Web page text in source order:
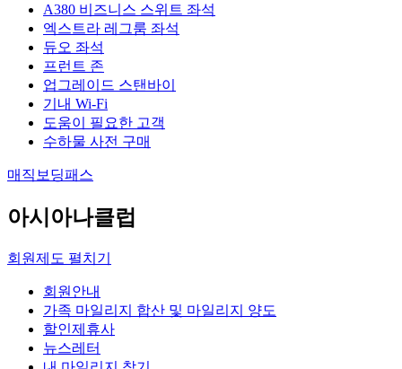
A380 비즈니스 스위트 좌석
엑스트라 레그룸 좌석
듀오 좌석
프런트 존
업그레이드 스탠바이
기내 Wi-Fi
도움이 필요한 고객
수하물 사전 구매
매직보딩패스
아시아나클럽
회원제도 펼치기
회원안내
가족 마일리지 합산 및 마일리지 양도
할인제휴사
뉴스레터